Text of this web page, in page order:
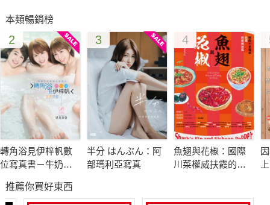
旅兼具廣度與深度。
本類暢銷榜
2
轉角浴見伊梓帆數
位寫真書－牛奶裸
3
半分 はんぶん：阿
部瑪利亞寫真
4
魚翅與花椒：國際
川菜權威扶霞的飲
推薦你買好東西